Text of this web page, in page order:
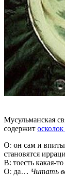
Мусульманская
содержит
О: он сам и
становятся
В: тоесть какая-
О: да… Читать